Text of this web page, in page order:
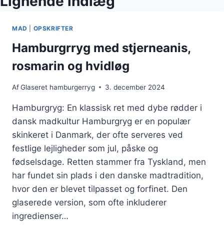
MAD OPSKRIFTER
Hamburgrryg med stjerneanis,
rosmarin og hvidløg
AfGlaseret hamburgerryg 3. december 2024
Hamburgryg: En klassisk ret med dybe rødder i
dansk madkultur Hamburgryg er en populær
skinkeret i Danmark, der ofte serveres ved
festlige lejligheder som jul, påske og
fødselsdage. Retten stammer fra Tyskland, men
har fundet sin plads i den danske madtradition,
hvor den er blevet tilpasset og forfinet. Den
glaserede version, som ofte inkluderer
ingredienser…